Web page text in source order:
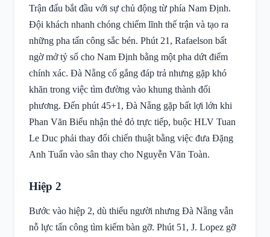
Trận đấu bắt đầu với sự chủ động từ phía Nam Định.
Đội khách nhanh chóng chiếm lĩnh thế trận và tạo ra
những pha tấn công sắc bén. Phút 21, Rafaelson bất
ngờ mở tỷ số cho Nam Định bằng một pha dứt điểm
chính xác. Đà Nẵng cố gắng đáp trả nhưng gặp khó
khăn trong việc tìm đường vào khung thành đối
phương. Đến phút 45+1, Đà Nẵng gặp bất lợi lớn khi
Phan Văn Biểu nhận thẻ đỏ trực tiếp, buộc HLV Tuan
Le Duc phải thay đổi chiến thuật bằng việc đưa Đặng
Anh Tuấn vào sân thay cho Nguyễn Văn Toàn.
Hiệp 2
Bước vào hiệp 2, dù thiếu người nhưng Đà Nẵng vẫn
nỗ lực tấn công tìm kiếm bàn gỡ. Phút 51, J. Lopez gỡ